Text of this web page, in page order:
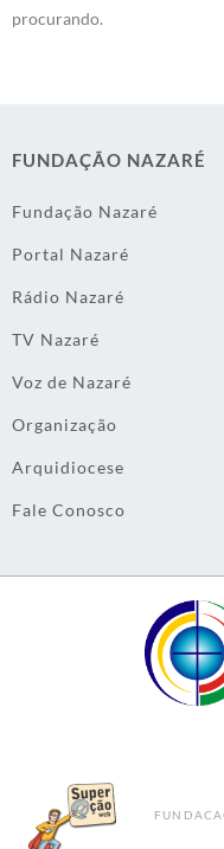
procurando.
FUNDAÇÃO NAZARÉ
Fundação Nazaré
Portal Nazaré
Rádio Nazaré
TV Nazaré
Voz de Nazaré
Organização
Arquidiocese
Fale Conosco